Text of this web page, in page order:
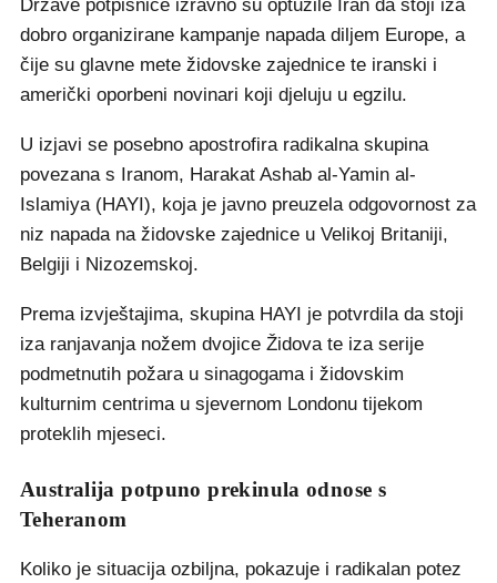
Države potpisnice izravno su optužile Iran da stoji iza
dobro organizirane kampanje napada diljem Europe, a
čije su glavne mete židovske zajednice te iranski i
američki oporbeni novinari koji djeluju u egzilu.
U izjavi se posebno apostrofira radikalna skupina
povezana s Iranom, Harakat Ashab al-Yamin al-
Islamiya (HAYI), koja je javno preuzela odgovornost za
niz napada na židovske zajednice u Velikoj Britaniji,
Belgiji i Nizozemskoj.
Prema izvještajima, skupina HAYI je potvrdila da stoji
iza ranjavanja nožem dvojice Židova te iza serije
podmetnutih požara u sinagogama i židovskim
kulturnim centrima u sjevernom Londonu tijekom
proteklih mjeseci.
Australija potpuno prekinula odnose s
Teheranom
Koliko je situacija ozbiljna, pokazuje i radikalan potez